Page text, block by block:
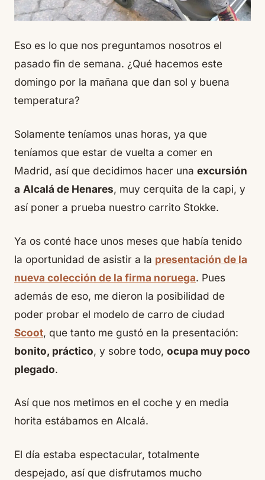
Eso es lo que nos preguntamos nosotros el
pasado fin de semana. ¿Qué hacemos este
domingo por la mañana que dan sol y buena
temperatura?
Solamente teníamos unas horas, ya que
teníamos que estar de vuelta a comer en
Madrid, así que decidimos hacer una excursión
a Alcalá de Henares, muy cerquita de la capi, y
así poner a prueba nuestro carrito Stokke.
Ya os conté hace unos meses que había tenido
la oportunidad de asistir a la presentación de la
nueva colección de la firma noruega. Pues
además de eso, me dieron la posibilidad de
poder probar el modelo de carro de ciudad
Scoot, que tanto me gustó en la presentación:
bonito, práctico, y sobre todo, ocupa muy poco
plegado.
Así que nos metimos en el coche y en media
horita estábamos en Alcalá.
El día estaba espectacular, totalmente
despejado, así que disfrutamos mucho